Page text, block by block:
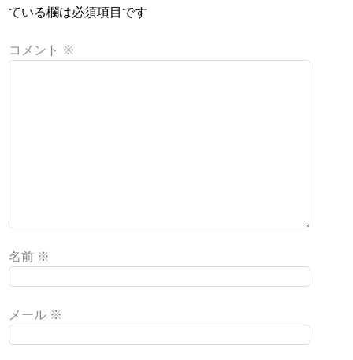
ている欄は必須項目です
コメント ※
名前 ※
メール ※